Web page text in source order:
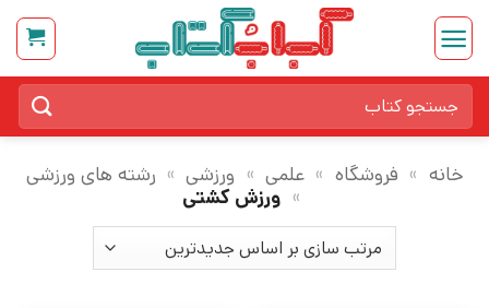
Skip
content
برای:
خانه » فروشگاه » علمی » ورزشی » رشته های ورزشی
» ورزش کشتی